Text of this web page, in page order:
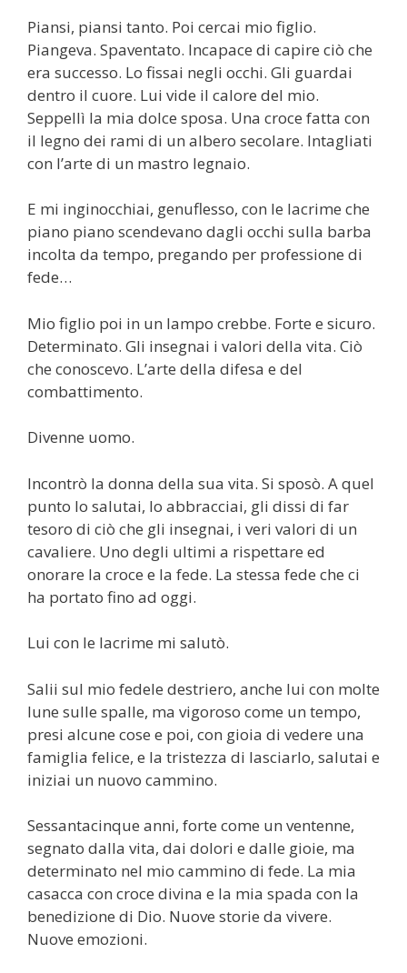
Piansi, piansi tanto. Poi cercai mio figlio.
Piangeva. Spaventato. Incapace di capire ciò che
era successo. Lo fissai negli occhi. Gli guardai
dentro il cuore. Lui vide il calore del mio.
Seppellì la mia dolce sposa. Una croce fatta con
il legno dei rami di un albero secolare. Intagliati
con l’arte di un mastro legnaio.
E mi inginocchiai, genuflesso, con le lacrime che
piano piano scendevano dagli occhi sulla barba
incolta da tempo, pregando per professione di
fede…
Mio figlio poi in un lampo crebbe. Forte e sicuro.
Determinato. Gli insegnai i valori della vita. Ciò
che conoscevo. L’arte della difesa e del
combattimento.
Divenne uomo.
Incontrò la donna della sua vita. Si sposò. A quel
punto lo salutai, lo abbracciai, gli dissi di far
tesoro di ciò che gli insegnai, i veri valori di un
cavaliere. Uno degli ultimi a rispettare ed
onorare la croce e la fede. La stessa fede che ci
ha portato fino ad oggi.
Lui con le lacrime mi salutò.
Salii sul mio fedele destriero, anche lui con molte
lune sulle spalle, ma vigoroso come un tempo,
presi alcune cose e poi, con gioia di vedere una
famiglia felice, e la tristezza di lasciarlo, salutai e
iniziai un nuovo cammino.
Sessantacinque anni, forte come un ventenne,
segnato dalla vita, dai dolori e dalle gioie, ma
determinato nel mio cammino di fede. La mia
casacca con croce divina e la mia spada con la
benedizione di Dio. Nuove storie da vivere.
Nuove emozioni.